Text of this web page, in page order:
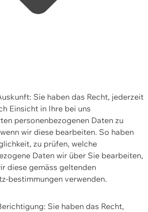
Sie haben das Recht, jederzeit
Einsicht in Ihre bei uns
personenbezogenen Daten zu
wir diese bearbeiten. So haben
zu prüfen, welche
Daten wir über Sie bearbeiten,
diese gemäss geltenden
bestimmungen verwenden.
Sie haben das Recht,